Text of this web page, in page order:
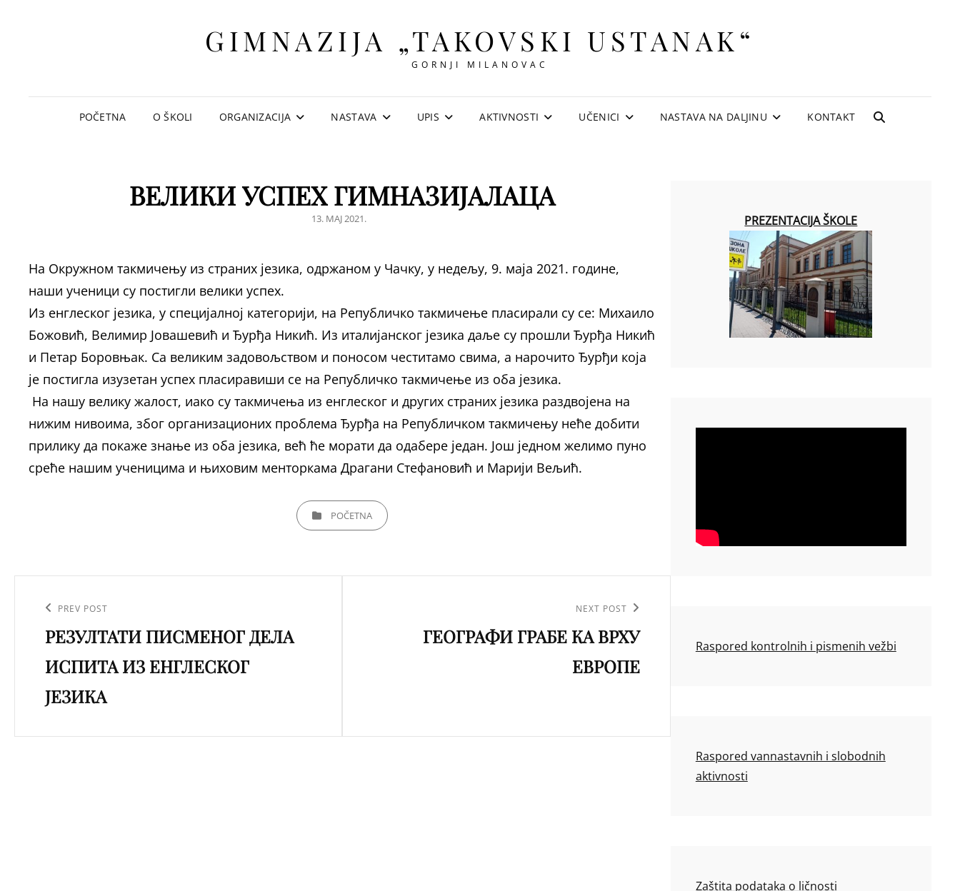
GIMNAZIJA „TAKOVSKI USTANAK“
GORNJI MILANOVAC
POČETNA O ŠKOLI ORGANIZACIJA NASTAVA UPIS AKTIVNOSTI UČENICI NASTAVA NA DALJINU KONTAKT
SEARCH
ВЕЛИКИ УСПЕХ ГИМНАЗИЈАЛАЦА
POSTED
13. МАЈ 2021.
На Окружном такмичењу из страних језика, одржаном у Чачку, у недељу, 9. маја 2021. године,
наши ученици су постигли велики успех.
Из енглеског језика, у специјалној категорији, на Републичко такмичење пласирали су се: Михаило
Божовић, Велимир Јовашевић и Ђурђа Никић. Из италијанског језика даље су прошли Ђурђа Никић
и Петар Боровњак. Са великим задовољством и поносом честитамо свима, а нарочито Ђурђи која
је постигла изузетан успех пласиравиши се на Републичко такмичење из оба језика.
На нашу велику жалост, иако су такмичења из енглеског и других страних језика раздвојена на
нижим нивоима, због организационих проблема Ђурђа на Републичком такмичењу неће добити
прилику да покаже знање из оба језика, већ ће морати да одабере један. Још једном желимо пуно
среће нашим ученицима и њиховим менторкама Драгани Стефановић и Марији Вељић.
CATEGORIESPOČETNA
чланка
Previous
Post
PREV POST
РЕЗУЛТАТИ ПИСМЕНОГ ДЕЛА
ИСПИТА ИЗ ЕНГЛЕСКОГ
ЈЕЗИКА
NEXT POST
ГЕОГРАФИ ГРАБЕ КА ВРХУ
ЕВРОПЕ
PREZENTACIJA ŠKOLE
Raspored kontrolnih i pismenih vežbi
Raspored vannastavnih i slobodnih
aktivnosti
Zaštita podataka o ličnosti